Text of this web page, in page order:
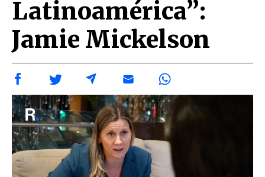
Latinoamérica”:
Jamie Mickelson